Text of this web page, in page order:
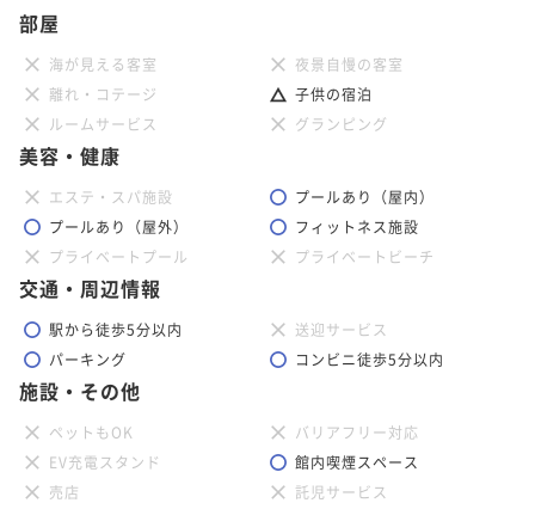
部屋
海が見える客室
夜景自慢の客室
離れ・コテージ
子供の宿泊
ルームサービス
グランピング
美容・健康
エステ・スパ施設
プールあり（屋内）
プールあり（屋外）
フィットネス施設
プライベートプール
プライベートビーチ
交通・周辺情報
駅から徒歩5分以内
送迎サービス
パーキング
コンビニ徒歩5分以内
施設・その他
ペットもOK
バリアフリー対応
EV充電スタンド
館内喫煙スペース
売店
託児サービス